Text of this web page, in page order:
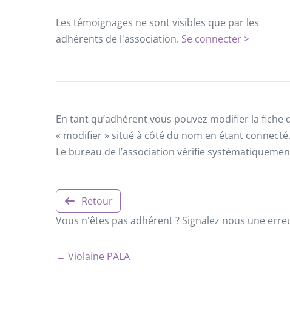
Les témoignages ne sont visibles que par les
adhérents de l'association. Se connecter >
En tant qu’adhérent vous pouvez modifier la
« modifier » situé à côté du nom en étant connecté.
Le bureau de l’association vérifie
Retour
Vous n'êtes pas adhérent ? Signalez nous une
← Violaine PALA